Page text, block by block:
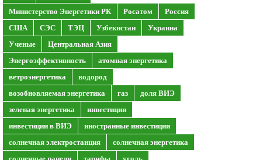
Министерство Энергетики РК
Росатом
Россия
США
СЭС ТЭЦ Узбекистан
Украина
Ученые
Центральная Азия
Энергоэффективность
атомная энергетика
ветроэнергетика
водород
возобновляемая энергетика
газ
доля ВИЭ
зеленая энергетика
инвестиции
инвестиции в ВИЭ
иностранные инвестиции
солнечная электростанция
солнечная энергетика
солнечные панели
тарифы уголь